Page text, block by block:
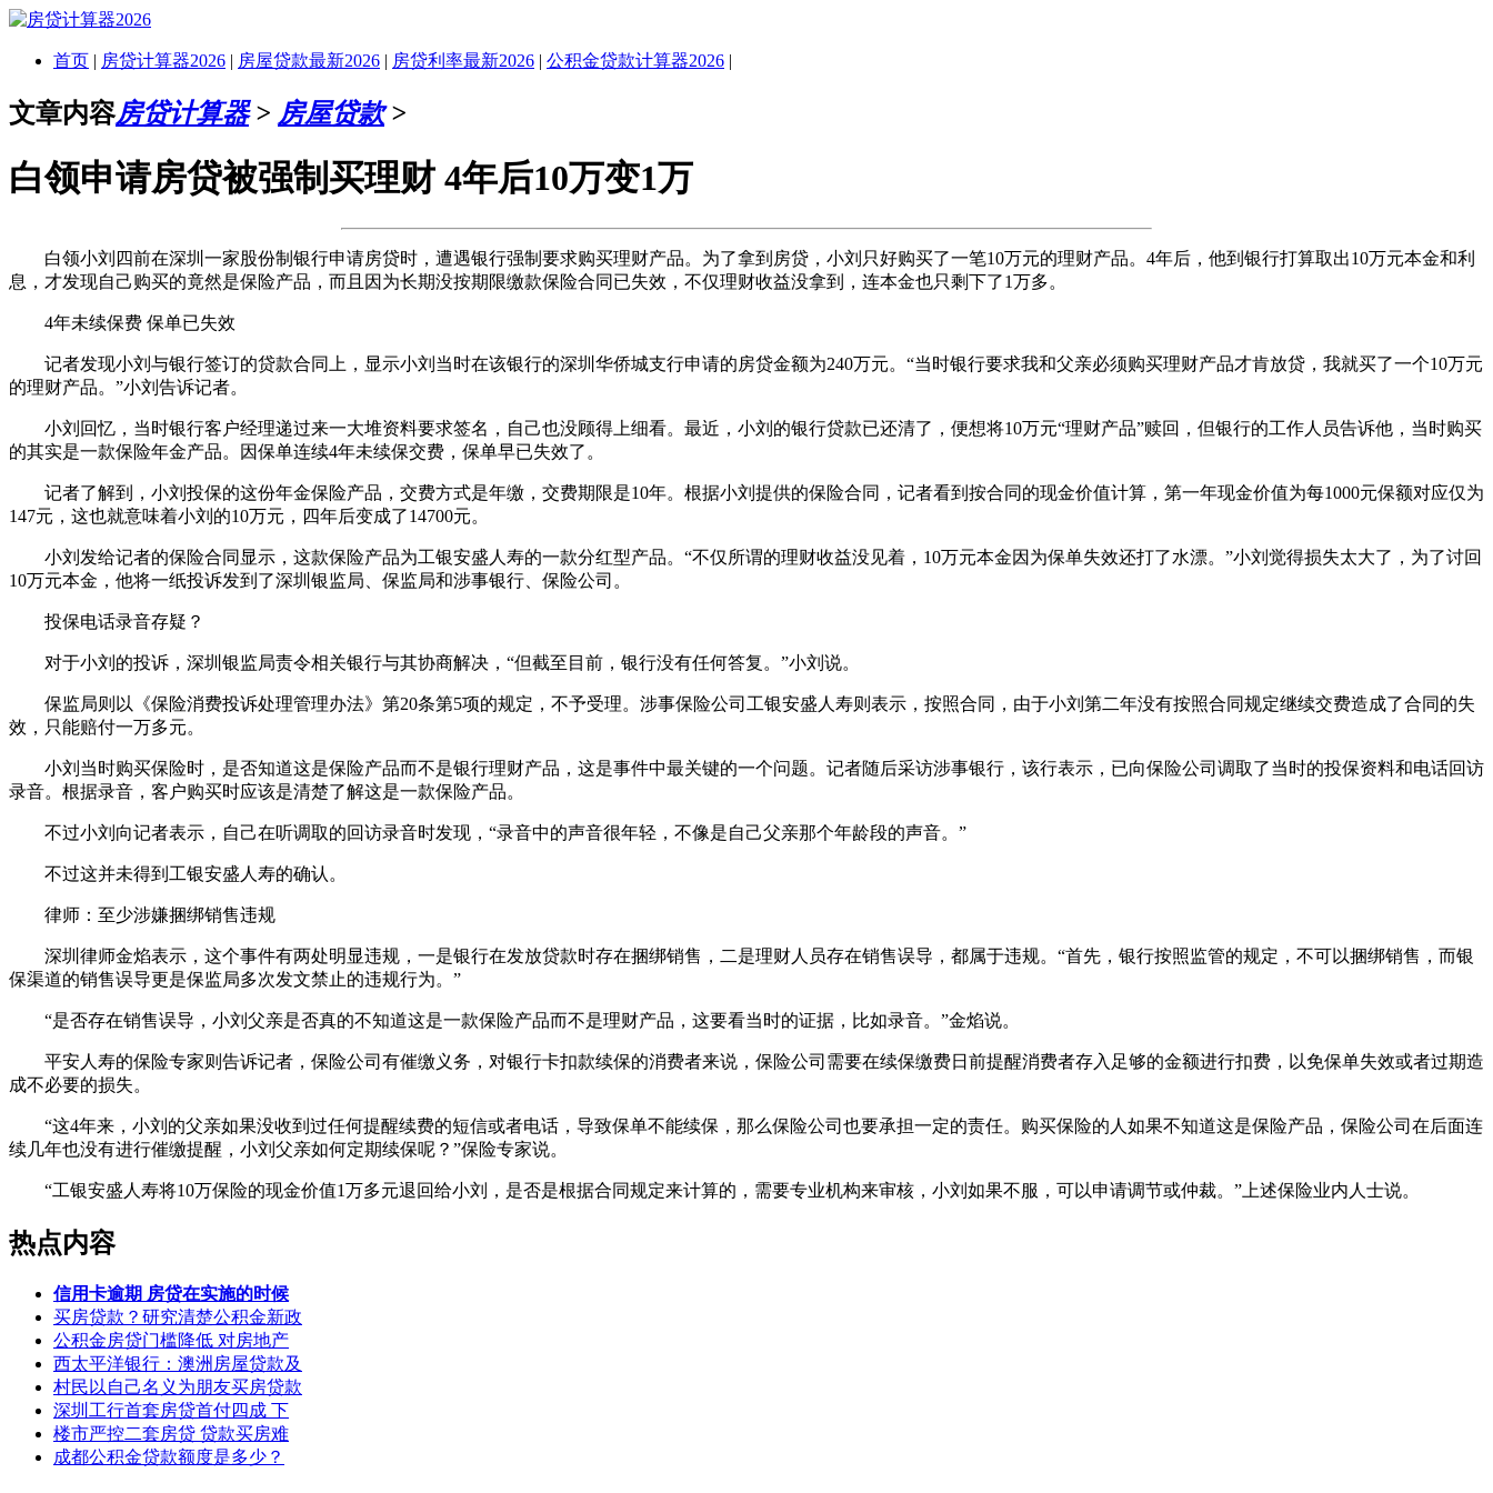
首页 | 房贷计算器2026 | 房屋贷款最新2026 | 房贷利率最新2026 | 公积金贷款计算器2026 |
文章内容房贷计算器> 房屋贷款>
白领申请房贷被强制买理财 4年后10万变1万
白领小刘四前在深圳一家股份制银行申请房贷时，遭遇银行强制要求购买理财产品。为了拿到房贷，小刘只好购买了一笔10万元的理财产品。4年后，他到银行打算取出10万元本金和利
息，才发现自己购买的竟然是保险产品，而且因为长期没按期限缴款保险合同已失效，不仅理财收益没拿到，连本金也只剩下了1万多。
4年未续保费 保单已失效
记者发现小刘与银行签订的贷款合同上，显示小刘当时在该银行的深圳华侨城支行申请的房贷金额为240万元。“当时银行要求我和父亲必须购买理财产品才肯放贷，我就买了一个10万元
的理财产品。”小刘告诉记者。
小刘回忆，当时银行客户经理递过来一大堆资料要求签名，自己也没顾得上细看。最近，小刘的银行贷款已还清了，便想将10万元“理财产品”赎回，但银行的工作人员告诉他，当时购买
的其实是一款保险年金产品。因保单连续4年未续保交费，保单早已失效了。
记者了解到，小刘投保的这份年金保险产品，交费方式是年缴，交费期限是10年。根据小刘提供的保险合同，记者看到按合同的现金价值计算，第一年现金价值为每1000元保额对应仅为
147元，这也就意味着小刘的10万元，四年后变成了14700元。
小刘发给记者的保险合同显示，这款保险产品为工银安盛人寿的一款分红型产品。“不仅所谓的理财收益没见着，10万元本金因为保单失效还打了水漂。”小刘觉得损失太大了，为了讨回
10万元本金，他将一纸投诉发到了深圳银监局、保监局和涉事银行、保险公司。
投保电话录音存疑？
对于小刘的投诉，深圳银监局责令相关银行与其协商解决，“但截至目前，银行没有任何答复。”小刘说。
保监局则以《保险消费投诉处理管理办法》第20条第5项的规定，不予受理。涉事保险公司工银安盛人寿则表示，按照合同，由于小刘第二年没有按照合同规定继续交费造成了合同的失
效，只能赔付一万多元。
小刘当时购买保险时，是否知道这是保险产品而不是银行理财产品，这是事件中最关键的一个问题。记者随后采访涉事银行，该行表示，已向保险公司调取了当时的投保资料和电话回访
录音。根据录音，客户购买时应该是清楚了解这是一款保险产品。
不过小刘向记者表示，自己在听调取的回访录音时发现，“录音中的声音很年轻，不像是自己父亲那个年龄段的声音。”
不过这并未得到工银安盛人寿的确认。
律师：至少涉嫌捆绑销售违规
深圳律师金焰表示，这个事件有两处明显违规，一是银行在发放贷款时存在捆绑销售，二是理财人员存在销售误导，都属于违规。“首先，银行按照监管的规定，不可以捆绑销售，而银
保渠道的销售误导更是保监局多次发文禁止的违规行为。”
“是否存在销售误导，小刘父亲是否真的不知道这是一款保险产品而不是理财产品，这要看当时的证据，比如录音。”金焰说。
平安人寿的保险专家则告诉记者，保险公司有催缴义务，对银行卡扣款续保的消费者来说，保险公司需要在续保缴费日前提醒消费者存入足够的金额进行扣费，以免保单失效或者过期造
成不必要的损失。
“这4年来，小刘的父亲如果没收到过任何提醒续费的短信或者电话，导致保单不能续保，那么保险公司也要承担一定的责任。购买保险的人如果不知道这是保险产品，保险公司在后面连
续几年也没有进行催缴提醒，小刘父亲如何定期续保呢？”保险专家说。
“工银安盛人寿将10万保险的现金价值1万多元退回给小刘，是否是根据合同规定来计算的，需要专业机构来审核，小刘如果不服，可以申请调节或仲裁。”上述保险业内人士说。
热点内容
信用卡逾期 房贷在实施的时候
买房贷款？研究清楚公积金新政
公积金房贷门槛降低 对房地产
西太平洋银行：澳洲房屋贷款及
村民以自己名义为朋友买房贷款
深圳工行首套房贷首付四成 下
楼市严控二套房贷 贷款买房难
成都公积金贷款额度是多少？